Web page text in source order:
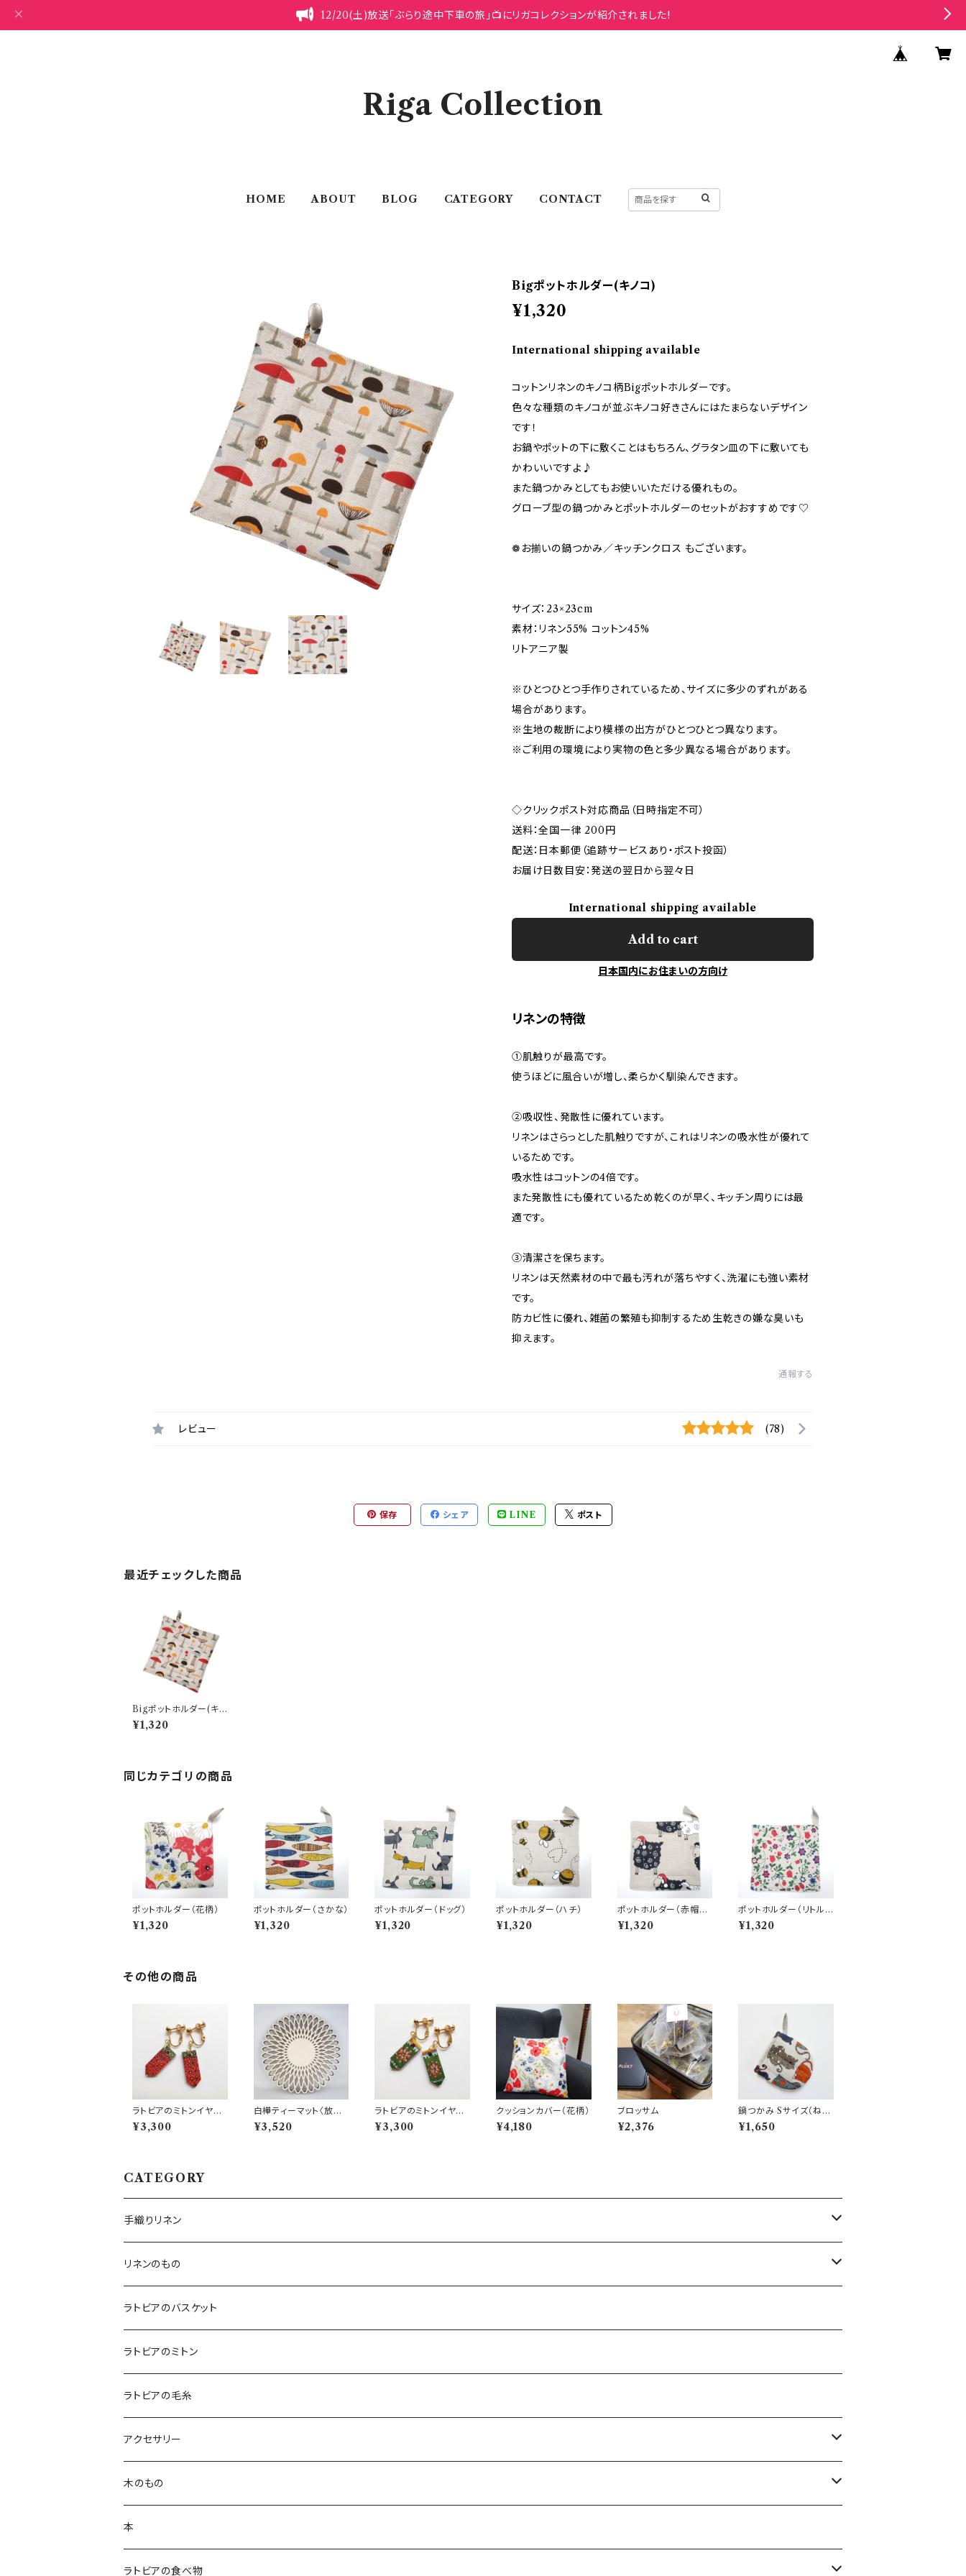
12/20(土)放送「ぶらり途中下車の旅」📺にリガコレクションが紹介されました!
Riga Collection
HOME ABOUT BLOG CATEGORY CONTACT
Bigポットホルダー(キノコ)
¥1,320
International shipping available
コットンリネンのキノコ柄Bigポットホルダーです。
色々な種類のキノコが並ぶキノコ好きさんにはたまらないデザイン
です！
お鍋やポットの下に敷くことはもちろん、グラタン皿の下に敷いても
かわいいですよ♪
また鍋つかみとしてもお使いいただける優れもの。
グローブ型の鍋つかみとポットホルダーのセットがおすすめです♡
❁お揃いの鍋つかみ／キッチンクロス もございます。
サイズ：23×23cm
素材：リネン55% コットン45%
リトアニア製
※ひとつひとつ手作りされているため、サイズに多少のずれがある
場合があります。
※生地の裁断により模様の出方がひとつひとつ異なります。
※ご利用の環境により実物の色と多少異なる場合があります。
◇クリックポスト対応商品（日時指定不可）
送料：全国一律 200円
配送：日本郵便（追跡サービスあり・ポスト投函）
お届け日数目安：発送の翌日から翌々日
International shipping available
Add to cart
日本国内にお住まいの方向け
リネンの特徴
①肌触りが最高です。
使うほどに風合いが増し、柔らかく馴染んできます。
②吸収性、発散性に優れています。
リネンはさらっとした肌触りですが、これはリネンの吸水性が優れて
いるためです。
吸水性はコットンの4倍です。
また発散性にも優れているため乾くのが早く、キッチン周りには最
適です。
③清潔さを保ちます。
リネンは天然素材の中で最も汚れが落ちやすく、洗濯にも強い素材
です。
防カビ性に優れ、雑菌の繁殖も抑制するため生乾きの嫌な臭いも
抑えます。
通報する
レビュー (78)
保存 シェア LINE ポスト
最近チェックした商品
Bigポットホルダー(キノ
コ)
¥1,320
同じカテゴリの商品
ポットホルダー（花柄）
¥1,320
ポットホルダー（さかな）
¥1,320
ポットホルダー（ドッグ）
¥1,320
ポットホルダー（ハチ）
¥1,320
ポットホルダー（赤帽子
ひつじ）
¥1,320
ポットホルダー（リトルス
トロベリー）
¥1,320
その他の商品
ラトビアのミトンイヤリ
ング【5】
¥3,300
白樺ティーマット〈放物
線〉
¥3,520
ラトビアのミトンイヤリ
ング【1】
¥3,300
クッションカバー（花柄）
¥4,180
ブロッサム
¥2,376
鍋つかみ Sサイズ（ね
こ）
¥1,650
CATEGORY
手織りリネン
テーブルクロス
テーブルランナー
コースター
ブランケット
ランチョンマット
リネンのもの
キッチンアイテム
エプロン
鍋つかみ
バッグ
ランチバッグ
トートバッグ
クッションカバー
ハンカチ
ラトビアのバスケット
ラトビアのミトン
ラトビアの毛糸
アクセサリー
白樺ピアス
白樺ブローチ
BALTU ROTAS
木のもの
白樺コースター
白樺ティーマット
本
ラトビアの食べ物